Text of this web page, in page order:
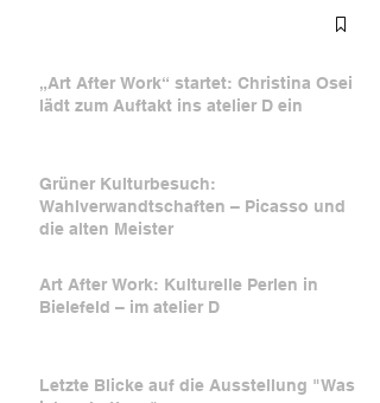
„Art After Work“ startet: Christina Osei
lädt zum Auftakt ins atelier D ein
Grüner Kulturbesuch:
Wahlverwandtschaften – Picasso und
die alten Meister
Art After Work: Kulturelle Perlen in
Bielefeld – im atelier D
Letzte Blicke auf die Ausstellung "Was